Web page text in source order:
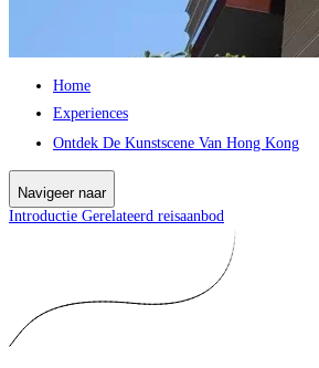
Home
Experiences
Ontdek De Kunstscene Van Hong Kong
Navigeer naar
Introductie Gerelateerd reisaanbod